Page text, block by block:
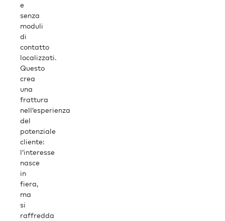
e
senza
moduli
di
contatto
localizzati.
Questo
crea
una
frattura
nell’esperienza
del
potenziale
cliente:
l’interesse
nasce
in
fiera,
ma
si
raffredda